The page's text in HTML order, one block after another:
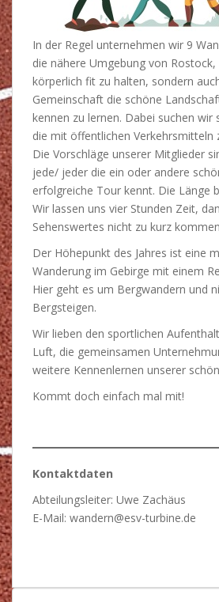
In der Regel unternehmen wir 9
die nähere Umgebung von
körperlich fit zu halten, sondern
Gemeinschaft die schöne
kennen zu lernen. Dabei suchen wir
die mit öffentlichen Verkehrsmitteln
Die Vorschläge unserer Mitglieder
jede/ jeder die ein oder andere
erfolgreiche Tour kennt. Die Länge
Wir lassen uns vier Stunden Zeit,
Sehenswertes nicht zu kurz
Der Höhepunkt des Jahres ist eine
Wanderung im Gebirge mit einem
Hier geht es um Bergwandern und
Bergsteigen.
Wir lieben den sportlichen
Luft, die gemeinsamen
weitere Kennenlernen unserer
Kommt doch einfach mal mit!
Kontaktdaten
Abteilungsleiter: Uwe Zachäus
E-Mail: wandern@esv-turbine.de